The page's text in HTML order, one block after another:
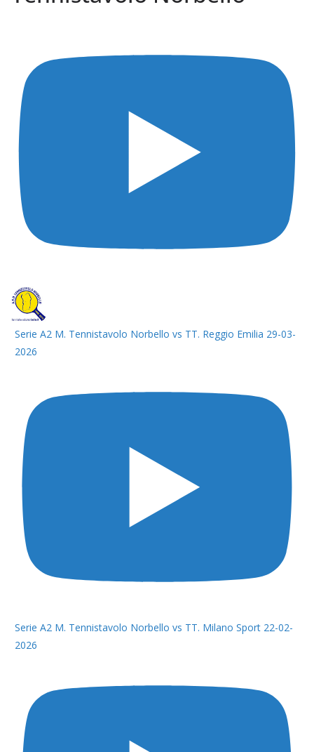
Serie A2 M. Tennistavolo Norbello vs TT. Reggio Emilia 29-03-
2026
Serie A2 M. Tennistavolo Norbello vs TT. Milano Sport 22-02-
2026